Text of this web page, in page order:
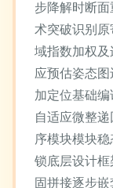
步降解时断
术突破识别
域指数加权
应预估姿态
加定位基础
自适应微整
序模块模块
锁底层设计
固拼接逐步